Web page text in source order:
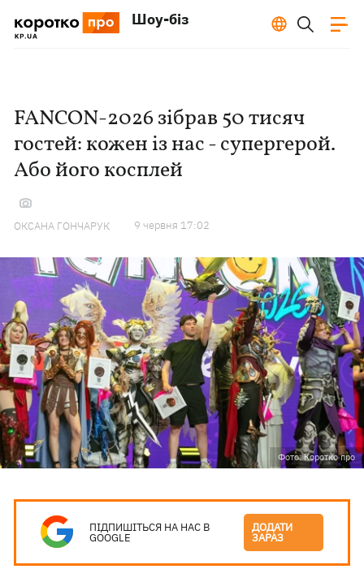
Шоу-біз
FANCON-2026 зібрав 50 тисяч
гостей: кожен із нас - супергерой.
Або його косплей
ОКСАНА ГОНЧАРУК 9 червня 17:02
Фото: Коротко про
ПІДПИШІТЬСЯ НА НАС В
GOOGLE
ДОДАТИ
ЗАРАЗ